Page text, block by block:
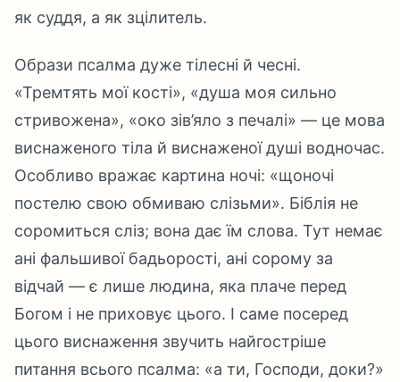
як суддя, а як зцілитель.
Образи псалма дуже тілесні й чесні.
«Тремтять мої кості», «душа моя сильно
стривожена», «око зів’яло з печалі» — це мова
виснаженого тіла й виснаженої душі водночас.
Особливо вражає картина ночі: «щоночі
постелю свою обмиваю слізьми». Біблія не
соромиться сліз; вона дає їм слова. Тут немає
ані фальшивої бадьорості, ані сорому за
відчай — є лише людина, яка плаче перед
Богом і не приховує цього. І саме посеред
цього виснаження звучить найгостріше
питання всього псалма: «а ти, Господи, доки?»